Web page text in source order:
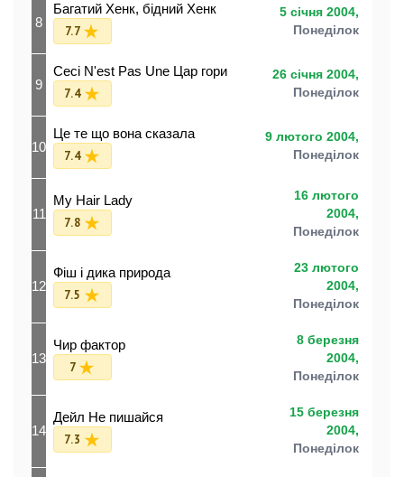
8
Багатий Хенк, бідний Хенк
7.7
5 січня 2004,
Понеділок
9
Ceci N'est Pas Une Цар гори
7.4
26 січня 2004,
Понеділок
10
Це те що вона сказала
7.4
9 лютого 2004,
Понеділок
11
My Hair Lady
7.8
16 лютого
2004,
Понеділок
12
Фіш і дика природа
7.5
23 лютого
2004,
Понеділок
13
Чир фактор
7
8 березня
2004,
Понеділок
14
Дейл Не пишайся
7.3
15 березня
2004,
Понеділок